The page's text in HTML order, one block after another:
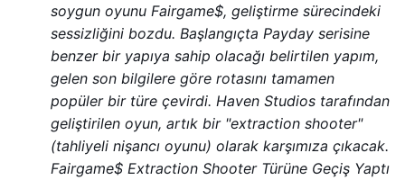
soygun oyunu Fairgame$, geliştirme sürecindeki
sessizliğini bozdu. Başlangıçta Payday serisine
benzer bir yapıya sahip olacağı belirtilen yapım,
gelen son bilgilere göre rotasını tamamen
popüler bir türe çevirdi. Haven Studios tarafından
geliştirilen oyun, artık bir "extraction shooter"
(tahliyeli nişancı oyunu) olarak karşımıza çıkacak.
Fairgame$ Extraction Shooter Türüne Geçiş Yaptı